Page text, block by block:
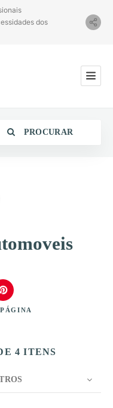
dos
PROCURAR
4 ITENS